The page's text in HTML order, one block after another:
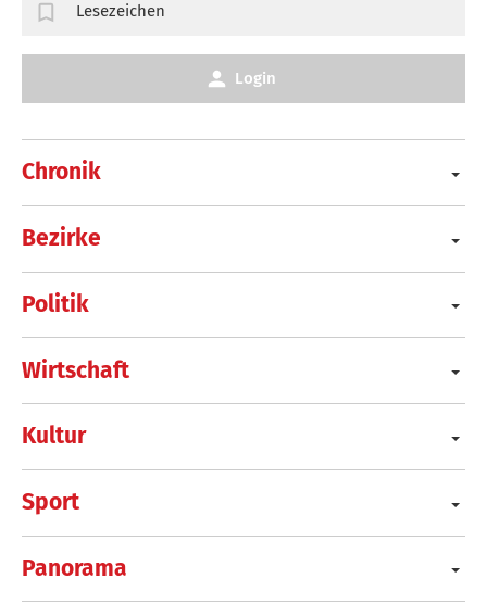
Chronik
Bezirke
Politik
Wirtschaft
Kultur
Sport
Panorama
Lesezeichen
Login